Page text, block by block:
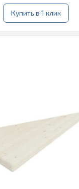
Купить в 1 клик